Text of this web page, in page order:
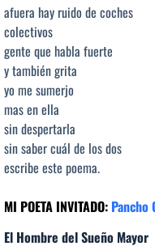
afuera hay ruido de coches
colectivos
gente que habla fuerte
y también grita
yo me sumerjo
mas en ella
sin despertarla
sin saber cuál de los dos
escribe este poema.
MI POETA INVITADO: Pancho
El Hombre del Sueño Mayor